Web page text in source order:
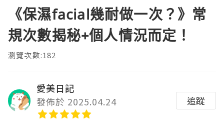
《保濕facial幾耐做一次？》常
規次數揭秘+個人情況而定！
瀏覽次數:182
愛美日記
發佈於 2025.04.24
追蹤